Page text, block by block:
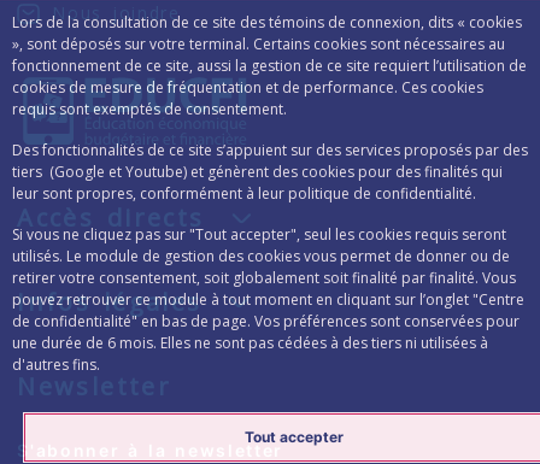
Lors de la consultation de ce site des témoins de connexion, dits « cookies
», sont déposés sur votre terminal. Certains cookies sont nécessaires au
fonctionnement de ce site, aussi la gestion de ce site requiert l’utilisation de
cookies de mesure de fréquentation et de performance. Ces cookies
requis sont exemptés de consentement.
Des fonctionnalités de ce site s’appuient sur des services proposés par des
tiers (Google et Youtube) et génèrent des cookies pour des finalités qui
leur sont propres, conformément à leur politique de confidentialité.
Si vous ne cliquez pas sur "Tout accepter", seul les cookies requis seront
utilisés. Le module de gestion des cookies vous permet de donner ou de
retirer votre consentement, soit globalement soit finalité par finalité. Vous
pouvez retrouver ce module à tout moment en cliquant sur l’onglet "Centre
de confidentialité" en bas de page. Vos préférences sont conservées pour
une durée de 6 mois. Elles ne sont pas cédées à des tiers ni utilisées à
d'autres fins.
Tout accepter
Nous joindre
Infos légales
Formulaire d’inscription à la lettre